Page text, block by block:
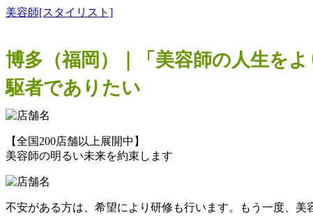
美容師[スタイリスト]
博多（福岡）｜「美容師の人生を
駆者でありたい
【全国200店舗以上展開中】
美容師の明るい未来を約束します
不安がある方は、希望により研修も行います。もう一度、美